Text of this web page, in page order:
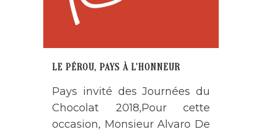
LE PÉROU, PAYS À L’HONNEUR
Pays invité des Journées du
Chocolat 2018,Pour cette
occasion, Monsieur Alvaro De